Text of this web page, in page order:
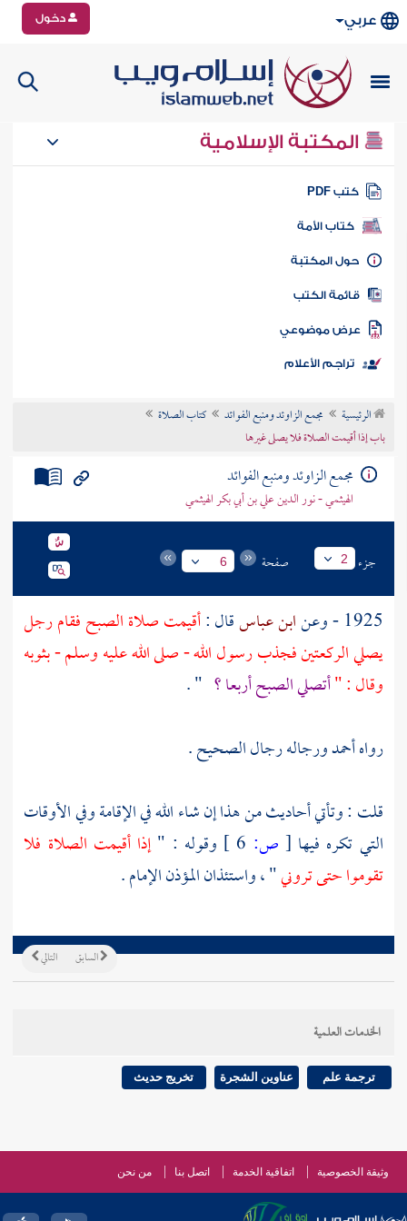
عربي دخول
المكتبة الإسلامية
كتب PDF
كتاب الأمة
المكتبة
الكتب
موضوعي
تراجم الأعلام
الرئيسية مجمع الزاوئد ومنبع الفوائد
كتاب الصلاة
باب إذا أقيمت الصلاة فلا يصلى غيرها
مجمع الزاوئد ومنبع الفوائد
الهيثمي - نور الدين علي بن أبي بكر الهيثمي
جزء 2 صفحة 6
1925 - وعن ابن عباسقال :أقيمت صلاة الصبح فقام رجل
يصلي الركعتين فجذب رسول الله - صلى الله عليه وسلم - بثوبه
وقال : "أتصلي الصبح أربعا ؟ " .
رواهأحمدورجاله رجال الصحيح .
قلت : وتأتي أحاديث من هذا إن شاء الله في الإقامة وفي الأوقات
التي تكره فيها [ ص: وقوله : "إذا أقيمت الصلاة فلا
تقوموا حتى تروني" ، واستئذان المؤذن الإمام .
التالي السابق
الخدمات العلمية
ترجمة علم عناوين الشجرة تخريج حديث
وثيقة الخصوصية اتفاقية الخدمة اتصل بنا من نحن